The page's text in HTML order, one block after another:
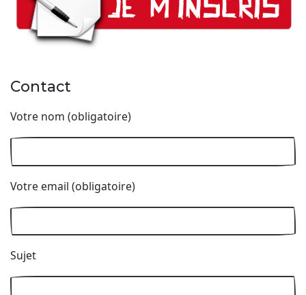
Contact
Votre nom (obligatoire)
Votre email (obligatoire)
Sujet